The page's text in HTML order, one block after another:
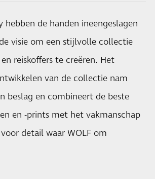
hebben de handen ineengeslagen
visie om een ​​stijlvolle collectie
reiskoffers te creëren. Het
van de collectie nam
beslag en combineert de beste
en -prints met het vakmanschap
detail waar WOLF om